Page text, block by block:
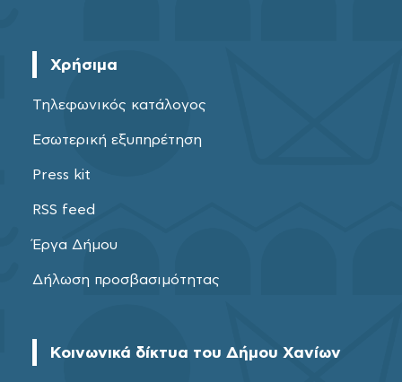
Χρήσιμα
Τηλεφωνικός κατάλογος
Εσωτερική εξυπηρέτηση
Press kit
RSS feed
Έργα Δήμου
Δήλωση προσβασιμότητας
Κοινωνικά δίκτυα του Δήμου Χανίων